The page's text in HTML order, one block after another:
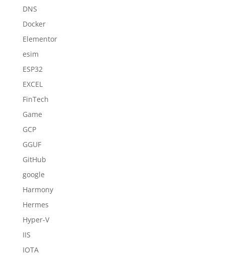
DNS
Docker
Elementor
esim
ESP32
EXCEL
FinTech
Game
GCP
GGUF
GitHub
google
Harmony
Hermes
Hyper-V
IIS
IOTA